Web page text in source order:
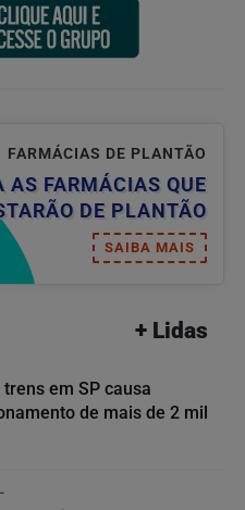
FARMÁCIAS DE PLANTÃO
AS FARMÁCIAS QUE
DE PLANTÃO
SAIBA MAIS
+ Lidas
trens em SP causa
de mais de 2 mil